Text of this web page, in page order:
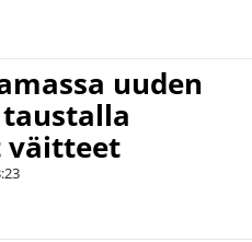
uuden
väitteet